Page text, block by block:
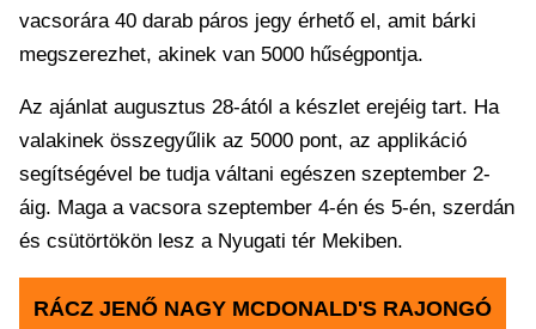
vacsorára 40 darab páros jegy érhető el, amit bárki
megszerezhet, akinek van 5000 hűségpontja.
Az ajánlat augusztus 28-ától a készlet erejéig tart. Ha
valakinek összegyűlik az 5000 pont, az applikáció
segítségével be tudja váltani egészen szeptember 2-
áig. Maga a vacsora szeptember 4-én és 5-én, szerdán
és csütörtökön lesz a Nyugati tér Mekiben.
RÁCZ JENŐ NAGY MCDONALD'S RAJONGÓ